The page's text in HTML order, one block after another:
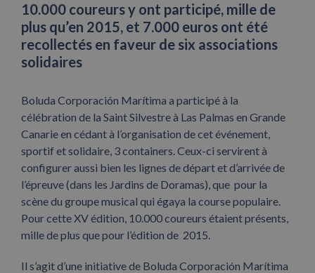
10.000 coureurs y ont participé, mille de
plus qu’en 2015, et 7.000 euros ont été
recollectés en faveur de six associations
solidaires
Boluda Corporación Marítima a participé à la
célébration de la Saint Silvestre à Las Palmas en Grande
Canarie en cédant à l’organisation de cet événement,
sportif et solidaire, 3 containers. Ceux-ci servirent à
configurer aussi bien les lignes de départ et d’arrivée de
l’épreuve (dans les Jardins de Doramas), que pour la
scène du groupe musical qui égaya la course populaire.
Pour cette XV édition, 10.000 coureurs étaient présents,
mille de plus que pour l’édition de 2015.
Il s’agit d’une initiative de Boluda Corporación Marítima